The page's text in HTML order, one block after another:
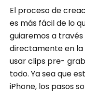
El proceso de
es más fácil de lo
guiaremos a
directamente en
usar clips pre-
todo. Ya sea que
iPhone, los pasos